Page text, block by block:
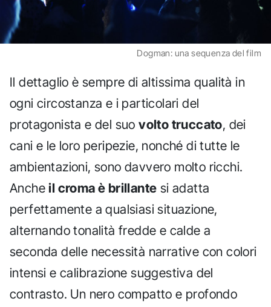
Dogman: una sequenza del film
Il dettaglio è sempre di altissima qualità in
ogni circostanza e i particolari del
protagonista e del suovolto truccato, dei
cani e le loro peripezie, nonché di tutte le
ambientazioni, sono davvero molto ricchi.
Ancheil croma è brillante si adatta
perfettamente a qualsiasi situazione,
alternando tonalità fredde e calde a
seconda delle necessità narrative con colori
intensi e calibrazione suggestiva del
contrasto. Un nero compatto e profondo